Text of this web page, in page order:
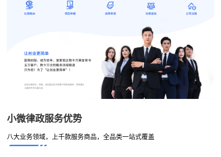
小微律政服务优势
八大业务领域，上千款服务商品，全品类一站式覆盖